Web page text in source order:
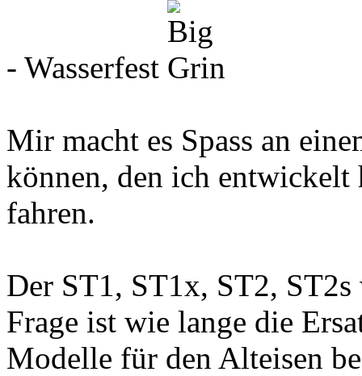
- Wasserfest
Mir macht es Spass an
können, den ich entwickelt
fahren.
Der ST1, ST1x, ST2,
Frage ist wie lange die
Modelle für den Alteisen